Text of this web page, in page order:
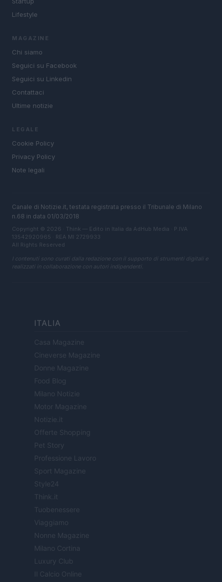
Lifestyle
MAGAZINE
Chi siamo
Seguici su Facebook
Seguici su Linkedin
Contattaci
Ultime notizie
LEGALE
Cookie Policy
Privacy Policy
Note legali
Canale di Notizie.it, testata registrata presso il Tribunale di Milano
n.68 in data 01/03/2018
Copyright © 2026 · Think — Edito in Italia da AdHub Media · P.IVA
13542920965 · REA MI 2729933
All Rights Reserved
I contenuti sono curati dalla redazione con il supporto di strumenti digitali e
realizzati in collaborazione con autori indipendenti.
ITALIA
Casa Magazine
Cineverse Magazine
Donne Magazine
Food Blog
Milano Notizie
Motor Magazine
Notizie.it
Offerte Shopping
Pet Story
Professione Lavoro
Sport Magazine
Style24
Think.it
Tuobenessere
Viaggiamo
Nonne Magazine
Milano Cortina
Luxury Club
Il Calcio Online